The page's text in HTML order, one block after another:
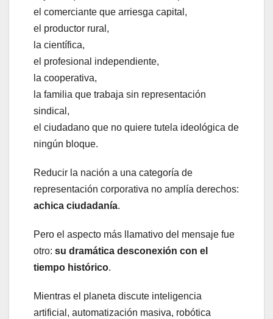
el comerciante que arriesga capital,
el productor rural,
la científica,
el profesional independiente,
la cooperativa,
la familia que trabaja sin representación
sindical,
el ciudadano que no quiere tutela ideológica de
ningún bloque.
Reducir la nación a una categoría de
representación corporativa no amplía derechos:
achica ciudadanía.
Pero el aspecto más llamativo del mensaje fue
otro: su dramática desconexión con el
tiempo histórico.
Mientras el planeta discute inteligencia
artificial, automatización masiva, robótica